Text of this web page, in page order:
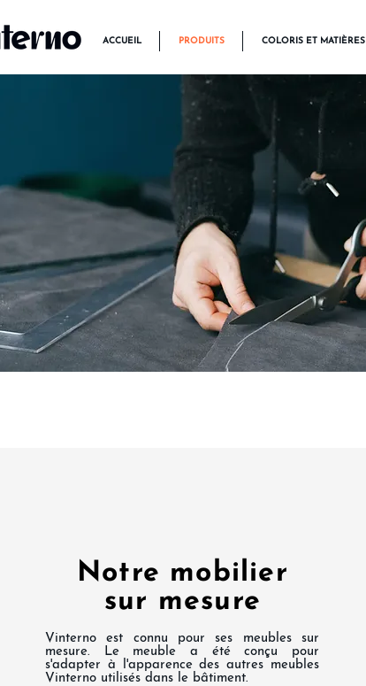
ACCUEIL PRODUITS COLORIS ET MATIÈRES
Notre mobilier
sur mesure
Vinterno est connu pour ses meubles sur
mesure. Le meuble a été conçu pour
s'adapter à l'apparence des autres meubles
Vinterno utilisés dans le bâtiment.